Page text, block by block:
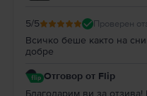
5/5 Проверен
Всичко беше както на
добре
Отговор от Flip
Благодарим ви за